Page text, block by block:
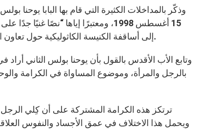
15 أغسطس 1998، ومعتبرًا إياها “نصًا
إلى أساقفة الكنيسة الكاثوليكية حول تعاون الرجل والمرأة في الكنيسة والعالم”، الصادرة عن مجمع عقيدة الإيمان.
بالرجل والمرأة، وموضوع المساواة في الكرامة
ويحمل هذا الاختلاف في عمق الأجساد والنفوس